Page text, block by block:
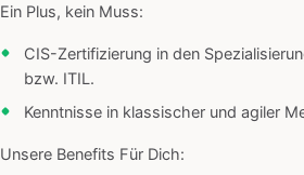
Ein Plus, kein Muss:
CIS-Zertifizierung in den
bzw. ITIL.
Kenntnisse in klassischer und agiler
Unsere Benefits Für Dich: